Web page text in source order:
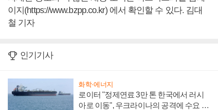
이지(https://www.bzpp.co.kr) 에서 확인할 수 있다. 김대
철 기자
인기기사
화학·에너지
로이터 "정제연료 3만 톤 한국에서 러시
아로 이동", 우크라이나의 공격에 수요 늘